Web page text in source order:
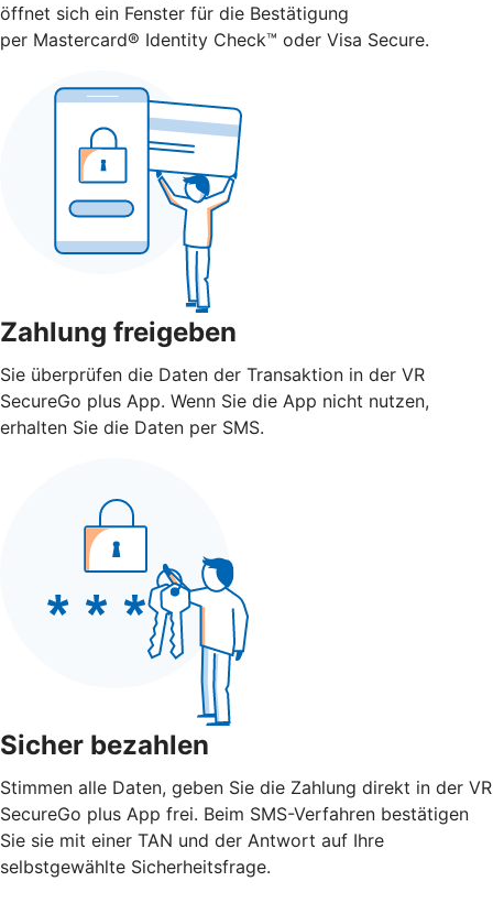
öffnet sich ein Fenster für die Bestätigung
per Mastercard® Identity Check™ oder Visa Secure.
Zahlung freigeben
Sie überprüfen die Daten der Transaktion in der VR
SecureGo plus App. Wenn Sie die App nicht nutzen,
erhalten Sie die Daten per SMS.
Sicher bezahlen
Stimmen alle Daten, geben Sie die Zahlung direkt in der VR
SecureGo plus App frei. Beim SMS-Verfahren bestätigen
Sie sie mit einer TAN und der Antwort auf Ihre
selbstgewählte Sicherheitsfrage.